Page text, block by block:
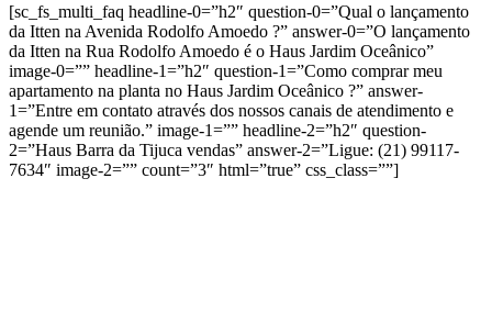
[sc_fs_multi_faq headline-0=”h2″ question-0=”Qual o lançamento
da Itten na Avenida Rodolfo Amoedo ?” answer-0=”O lançamento
da Itten na Rua Rodolfo Amoedo é o Haus Jardim Oceânico”
image-0=”” headline-1=”h2″ question-1=”Como comprar meu
apartamento na planta no Haus Jardim Oceânico ?” answer-
1=”Entre em contato através dos nossos canais de atendimento e
agende um reunião.” image-1=”” headline-2=”h2″ question-
2=”Haus Barra da Tijuca vendas” answer-2=”Ligue: (21) 99117-
7634″ image-2=”” count=”3″ html=”true” css_class=””]